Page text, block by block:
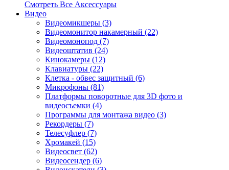
Смотреть Все Аксессуары
Видео
Видеомикшеры (3)
Видеомонитор накамерный (22)
Видеомонопод (7)
Видеоштатив (24)
Кинокамеры (12)
Клавиатуры (22)
Клетка - обвес защитный (6)
Микрофоны (81)
Платформы поворотные для 3D фото и
видеосъемки (4)
Программы для монтажа видео (3)
Рекордеры (7)
Телесуфлер (7)
Хромакей (15)
Видеосвет (62)
Видеосендер (6)